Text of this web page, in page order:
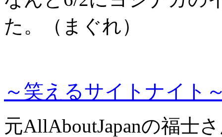
た。（まぐれ）
～笑えるサイトナイト
元AllAboutJapanの福士